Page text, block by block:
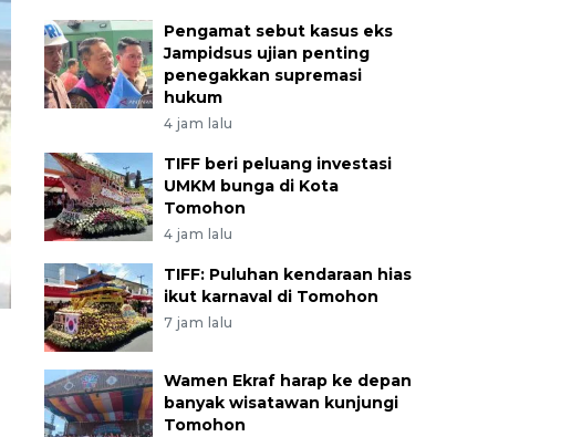
Pengamat sebut kasus eks
Jampidsus ujian penting
penegakkan supremasi
hukum
4 jam lalu
TIFF beri peluang investasi
UMKM bunga di Kota
Tomohon
4 jam lalu
TIFF: Puluhan kendaraan hias
ikut karnaval di Tomohon
7 jam lalu
Wamen Ekraf harap ke depan
banyak wisatawan kunjungi
Tomohon